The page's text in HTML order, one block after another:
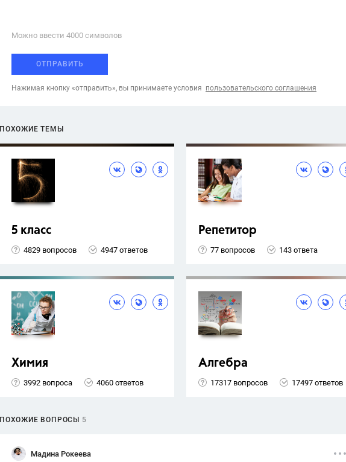
Можно ввести 4000 cимволов
ОТПРАВИТЬ
Нажимая кнопку «отправить», вы принимаете условия пользовательского соглашения
ПОХОЖИЕ ТЕМЫ
5 класс
4829 вопросов 4947 ответов
Репетитор
77 вопросов 143 ответа
Химия
3992 вопроса 4060 ответов
Алгебра
17317 вопросов 17497 ответов
ПОХОЖИЕ ВОПРОСЫ 5
Мадина Рокеева